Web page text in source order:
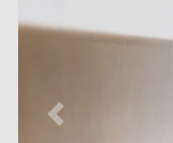
Vorige